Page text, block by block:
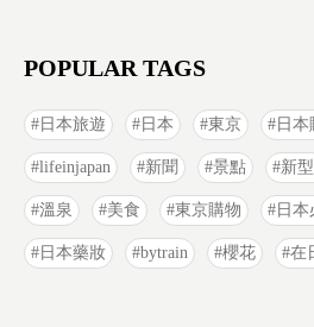
POPULAR TAGS
日本旅遊 日本 東京 日本
lifeinjapan 新聞 景點 新
溫泉 美食 東京購物 日本
日本藥妝 bytrain 櫻花 在